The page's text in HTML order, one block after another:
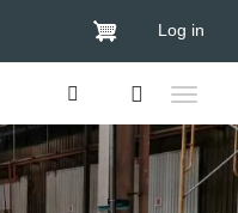
Log in